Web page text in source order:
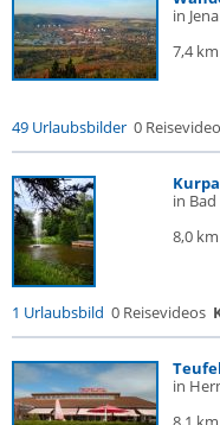
in Jena
7,4
49 Urlaubsbilder 0
in
8,0
1 Urlaubsbild 0 Reisevideos
in